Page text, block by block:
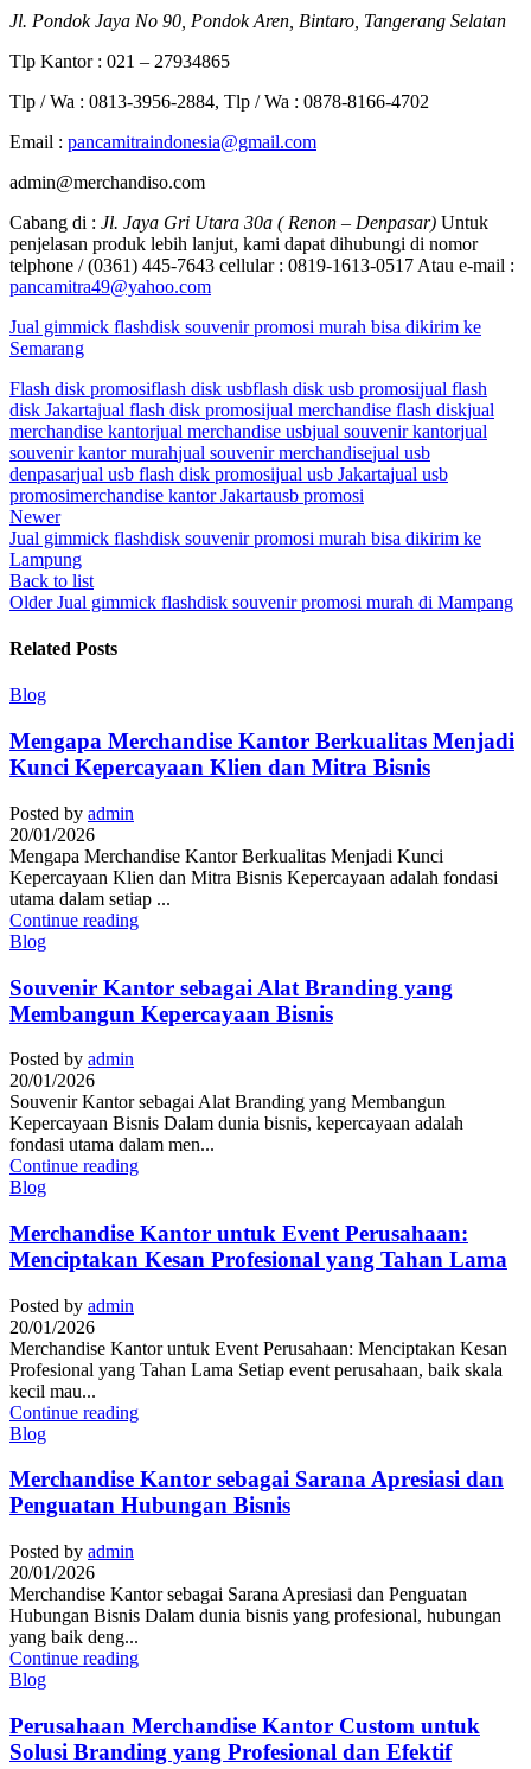
Jl. Pondok Jaya No 90, Pondok Aren, Bintaro, Tangerang Selatan
Tlp Kantor : 021 – 27934865
Tlp / Wa : 0813-3956-2884, Tlp / Wa : 0878-8166-4702
Email : pancamitraindonesia@gmail.com
admin@merchandiso.com
Cabang di : Jl. Jaya Gri Utara 30a ( Renon – Denpasar) Untuk
penjelasan produk lebih lanjut, kami dapat dihubungi di nomor
telphone / (0361) 445-7643 cellular : 0819-1613-0517 Atau e-mail :
pancamitra49@yahoo.com
Jual gimmick flashdisk souvenir promosi murah bisa dikirim ke
Semarang
Flash disk promosiflash disk usbflash disk usb promosijual flash
disk Jakartajual flash disk promosijual merchandise flash diskjual
merchandise kantorjual merchandise usbjual souvenir kantorjual
souvenir kantor murahjual souvenir merchandisejual usb
denpasarjual usb flash disk promosijual usb Jakartajual usb
promosimerchandise kantor Jakartausb promosi
Newer
Jual gimmick flashdisk souvenir promosi murah bisa dikirim ke
Lampung
Back to list
Older Jual gimmick flashdisk souvenir promosi murah di Mampang
Related Posts
Blog
Mengapa Merchandise Kantor Berkualitas Menjadi
Kunci Kepercayaan Klien dan Mitra Bisnis
Posted by admin
20/01/2026
Mengapa Merchandise Kantor Berkualitas Menjadi Kunci
Kepercayaan Klien dan Mitra Bisnis Kepercayaan adalah fondasi
utama dalam setiap ...
Continue reading
Blog
Souvenir Kantor sebagai Alat Branding yang
Membangun Kepercayaan Bisnis
Posted by admin
20/01/2026
Souvenir Kantor sebagai Alat Branding yang Membangun
Kepercayaan Bisnis Dalam dunia bisnis, kepercayaan adalah
fondasi utama dalam men...
Continue reading
Blog
Merchandise Kantor untuk Event Perusahaan:
Menciptakan Kesan Profesional yang Tahan Lama
Posted by admin
20/01/2026
Merchandise Kantor untuk Event Perusahaan: Menciptakan Kesan
Profesional yang Tahan Lama Setiap event perusahaan, baik skala
kecil mau...
Continue reading
Blog
Merchandise Kantor sebagai Sarana Apresiasi dan
Penguatan Hubungan Bisnis
Posted by admin
20/01/2026
Merchandise Kantor sebagai Sarana Apresiasi dan Penguatan
Hubungan Bisnis Dalam dunia bisnis yang profesional, hubungan
yang baik deng...
Continue reading
Blog
Perusahaan Merchandise Kantor Custom untuk
Solusi Branding yang Profesional dan Efektif